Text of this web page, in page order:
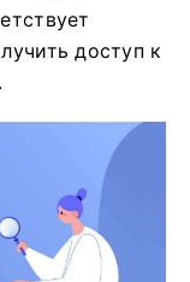
доступ к